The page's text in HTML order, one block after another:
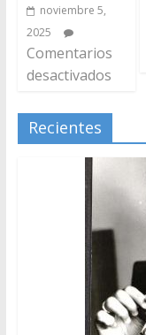
noviembre 5,
2025
Comentarios
desactivados
Recientes